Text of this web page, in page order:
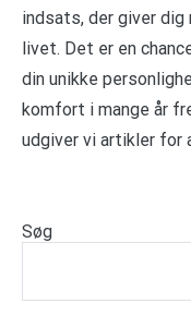
indsats, der giver
livet. Det er en
din unikke
komfort i mange år
udgiver vi artikler for
Søg